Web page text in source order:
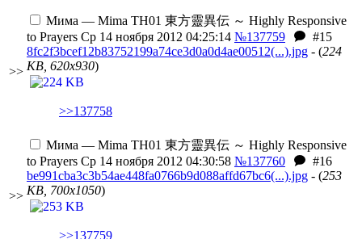
>>
Мима — Mima TH01 東方靈異伝 ～ Highly Responsive
to Prayers Ср 14 ноября 2012 04:25:14 №137759
#15
8fc2f3bcef12b83752199a74ce3d0a0d4ae00512(...).jpg - (224
KB, 620x930)
>>137758
>>
Мима — Mima TH01 東方靈異伝 ～ Highly Responsive
to Prayers Ср 14 ноября 2012 04:30:58 №137760
#16
be991cba3c3b54ae448fa0766b9d088affd67bc6(...).jpg - (253
KB, 700x1050)
>>137759